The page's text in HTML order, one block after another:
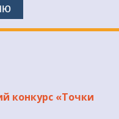
конкурс «Точки